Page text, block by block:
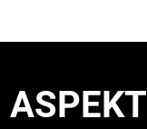
ASPEKT